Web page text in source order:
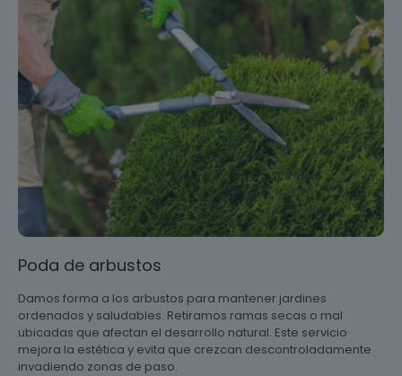
Poda de arbustos
Damos forma a los arbustos para mantener jardines
ordenados y saludables. Retiramos ramas secas o mal
ubicadas que afectan el desarrollo natural. Este servicio
mejora la estética y evita que crezcan descontroladamente
invadiendo zonas de paso.